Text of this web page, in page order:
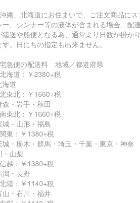
縄、北海道にお住まいで、ご注文商品にス
ー、シンナー等の液体が含まれる場合、配達
陸送や船便となる為、通常より日数が掛かり
す。日にちの指定も出来ません。
急便の配送料 地域／都道府県
海道：￥2380+税
海道
東北：￥1660+税
森・岩手・秋田
東北：￥1660+税
城・山形・福島
東：￥1380+税
城・栃木・群馬・埼玉・千葉・東京・神奈
・山梨
越：￥1380+税
潟・長野
陸：￥1140+税
山・石川・福井